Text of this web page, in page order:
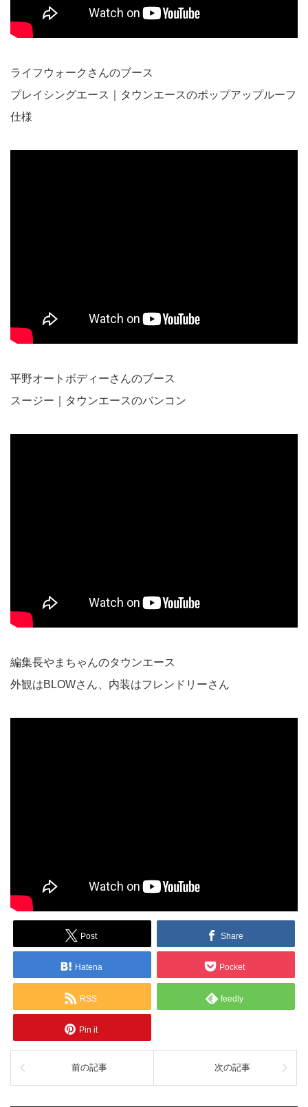
ライフウォークさんのブース
プレイシングエース｜タウンエースのポップアップルーフ
仕様
平野オートボディーさんのブース
スージー｜タウンエースのバンコン
編集長やまちゃんのタウンエース
外観はBLOWさん、内装はフレンドリーさん
Post Share
Hatena Pocket
RSS feedly
Pin it
前の記事 次の記事